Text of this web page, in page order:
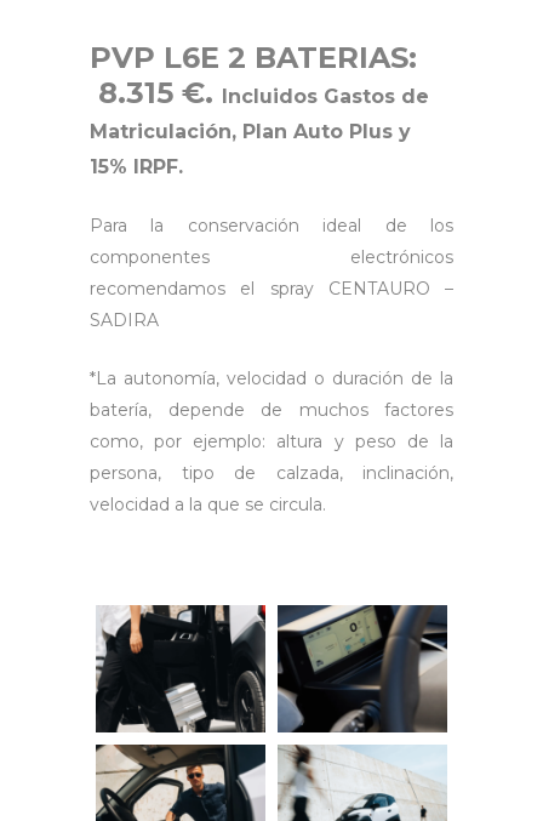
PVP L6E 2 BATERIAS:
8.315 €. Incluidos Gastos de
Matriculación, Plan Auto Plus y
15% IRPF.
Para la conservación ideal de los
componentes electrónicos
recomendamos el spray CENTAURO –
SADIRA
*La autonomía, velocidad o duración de la
batería, depende de muchos factores
como, por ejemplo: altura y peso de la
persona, tipo de calzada, inclinación,
velocidad a la que se circula.